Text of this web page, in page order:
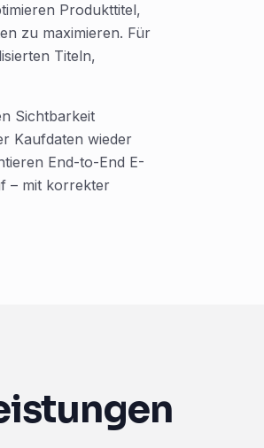
Produkttitel,
zu maximieren. Für
Titeln,
Sichtbarkeit
Kaufdaten wieder
End-to-End E-
– mit korrekter